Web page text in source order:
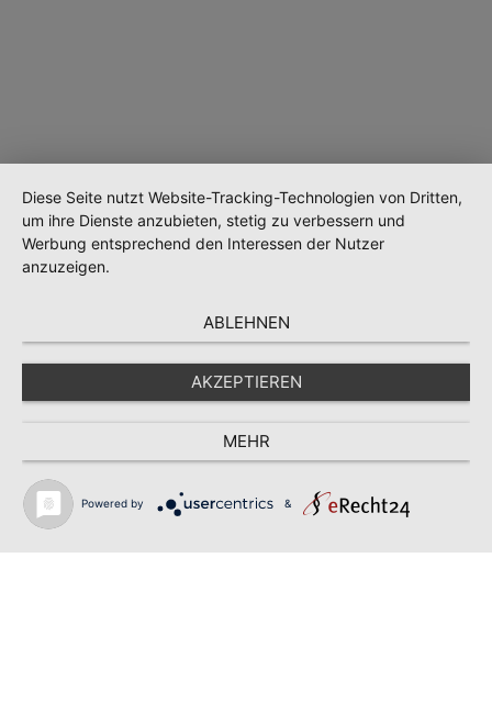
Wird geladen …
Diese Seite nutzt Website-Tracking-Technologien von Dritten,
um ihre Dienste anzubieten, stetig zu verbessern und
Werbung entsprechend den Interessen der Nutzer
anzuzeigen.
ABLEHNEN
AKZEPTIEREN
MEHR
Powered by &